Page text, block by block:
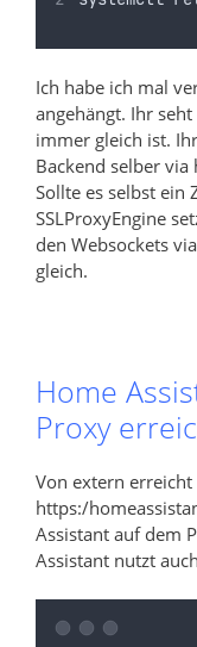
Ich habe ich mal
angehängt. Ihr
immer gleich ist.
Backend selber
Sollte es selbst ein
SSLProxyEngine
den Websockets
gleich.
Home
Proxy
Von extern
https:/
Assistant auf dem
Assistant nutzt